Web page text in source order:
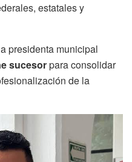
estatales y
presidenta municipal
sucesorpara consolidar
de la